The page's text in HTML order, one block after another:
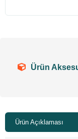
Ürün
Ürün Açıklaması